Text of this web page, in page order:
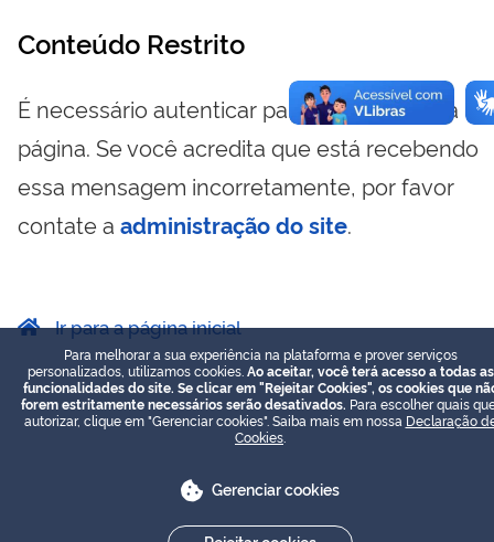
Conteúdo Restrito
É necessário autenticar para visualizar essa
página. Se você acredita que está recebendo
essa mensagem incorretamente, por favor
contate a administração do site.
Ir para a página inicial
Para melhorar a sua experiência na plataforma e prover serviços
personalizados, utilizamos cookies. Ao aceitar, você terá acesso a todas as
funcionalidades do site. Se clicar em "Rejeitar Cookies", os cookies que
forem estritamente necessários serão desativados. Para escolher quais
autorizar, clique em "Gerenciar cookies". Saiba mais em nossa Declaração
Cookies
Gerenciar cookies